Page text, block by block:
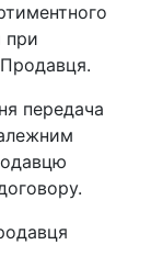
при
Продавця.
передача